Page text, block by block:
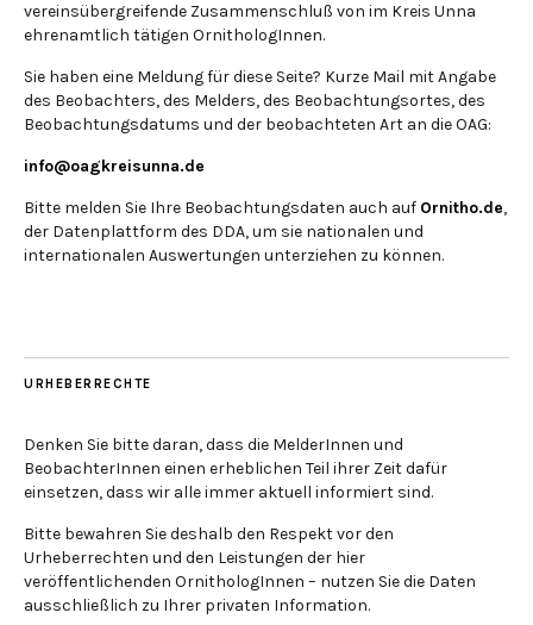
vereinsübergreifende Zusammenschluß von im Kreis Unna
ehrenamtlich tätigen OrnithologInnen.
Sie haben eine Meldung für diese Seite? Kurze Mail mit Angabe
des Beobachters, des Melders, des Beobachtungsortes, des
Beobachtungsdatums und der beobachteten Art an die OAG:
info@oagkreisunna.de
Bitte melden Sie Ihre Beobachtungsdaten auch auf Ornitho.de,
der Datenplattform des DDA, um sie nationalen und
internationalen Auswertungen unterziehen zu können.
URHEBERRECHTE
Denken Sie bitte daran, dass die MelderInnen und
BeobachterInnen einen erheblichen Teil ihrer Zeit dafür
einsetzen, dass wir alle immer aktuell informiert sind.
Bitte bewahren Sie deshalb den Respekt vor den
Urheberrechten und den Leistungen der hier
veröffentlichenden OrnithologInnen – nutzen Sie die Daten
ausschließlich zu Ihrer privaten Information.